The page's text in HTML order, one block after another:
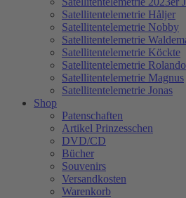
Satellitentelemetrie Håljer
Satellitentelemetrie Nobby
Satellitentelemetrie
Satellitentelemetrie Köckte
Satellitentelemetrie Rolando
Satellitentelemetrie Magnus
Satellitentelemetrie Jonas
Shop
Patenschaften
Artikel Prinzesschen
DVD/CD
Bücher
Souvenirs
Versandkosten
Warenkorb